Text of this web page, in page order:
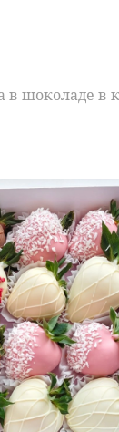
в шоколаде в